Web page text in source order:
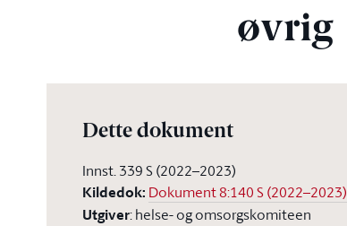
øvrig
Dette dokument
Innst. 339 S (2022–2023)
Kildedok: Dokument 8:140 S (2022–2023)
Utgiver:helse- og omsorgskomiteen